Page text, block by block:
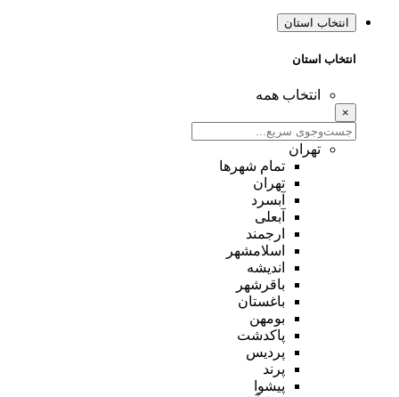
انتخاب استان
انتخاب استان
انتخاب همه
×
تهران
تمام شهر‌ها
تهران
آبسرد
آبعلی
ارجمند
اسلامشهر
اندیشه
باقرشهر
باغستان
بومهن
پاکدشت
پردیس
پرند
پیشوا